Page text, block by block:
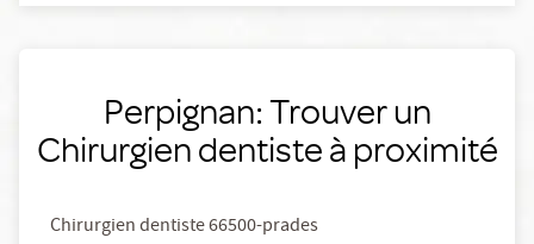
Perpignan: Trouver un
Chirurgien dentiste à proximité
Chirurgien dentiste 66500-prades